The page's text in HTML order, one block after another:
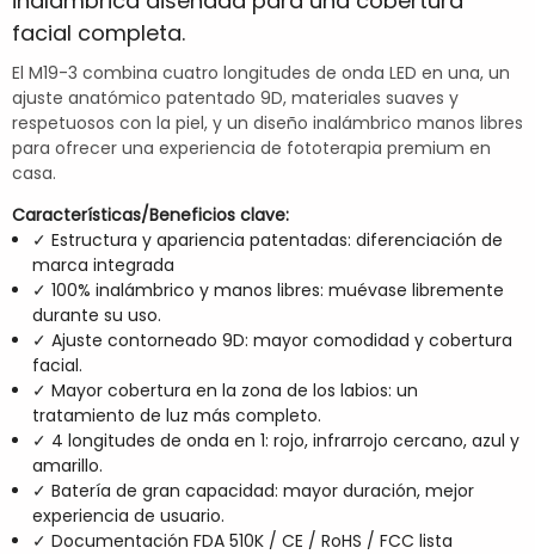
facial completa.
El M19-3 combina cuatro longitudes de onda LED en una, un
ajuste anatómico patentado 9D, materiales suaves y
respetuosos con la piel, y un diseño inalámbrico manos libres
para ofrecer una experiencia de fototerapia premium en
casa.
Características/Beneficios clave:
✓ Estructura y apariencia patentadas: diferenciación de
marca integrada
✓ 100% inalámbrico y manos libres: muévase libremente
durante su uso.
✓ Ajuste contorneado 9D: mayor comodidad y cobertura
facial.
✓ Mayor cobertura en la zona de los labios: un
tratamiento de luz más completo.
✓ 4 longitudes de onda en 1: rojo, infrarrojo cercano, azul y
amarillo.
✓ Batería de gran capacidad: mayor duración, mejor
experiencia de usuario.
✓ Documentación FDA 510K / CE / RoHS / FCC lista